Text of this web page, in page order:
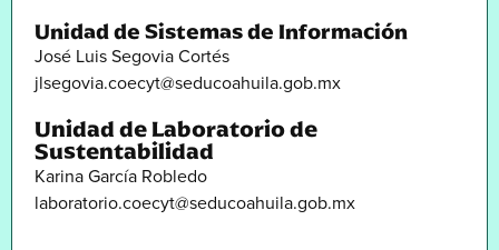
Unidad de Sistemas de Información
José Luis Segovia Cortés
jlsegovia.coecyt@seducoahuila.gob.mx
Unidad de Laboratorio de
Sustentabilidad
Karina García Robledo
laboratorio.coecyt@seducoahuila.gob.mx